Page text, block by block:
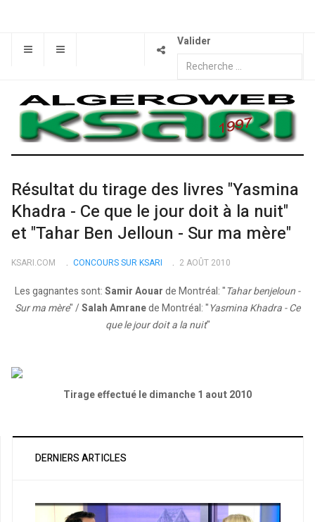
Valider
Résultat du tirage des livres "Yasmina
Khadra - Ce que le jour doit à la nuit"
et "Tahar Ben Jelloun - Sur ma mère"
KSARI.COM CONCOURS SUR KSARI 2 AOÛT 2010
Les gagnantes sont:Samir Aouarde Montréal: "Tahar benjeloun -
Sur ma mère" /Salah Amranede Montréal: "Yasmina Khadra - Ce
que le jour doit a la nuit"
Tirage effectué le dimanche 1 aout 2010
DERNIERS ARTICLES